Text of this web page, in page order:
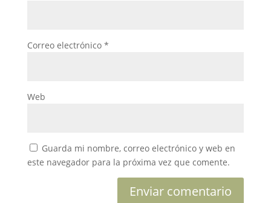
Correo electrónico *
Web
Guarda mi nombre, correo electrónico y web en
este navegador para la próxima vez que comente.